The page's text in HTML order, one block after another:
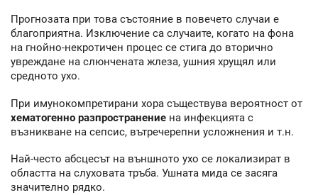
Прогнозата при това състояние в повечето случаи е
благоприятна. Изключение са случаите, когато на фона
на гнойно-некротичен процес се стига до вторично
увреждане на слюнчената жлеза, ушния хрущял или
средното ухо.
При имунокомпретирани хора съществува вероятност от
хематогенно разпространение на инфекцията с
възникване на сепсис, вътречерепни усложнения и т.н.
Най-често абсцесът на външното ухо се локализират в
областта на слуховата тръба. Ушната мида се засяга
значително рядко.